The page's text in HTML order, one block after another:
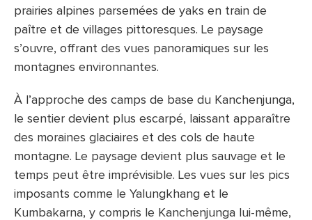
prairies alpines parsemées de yaks en train de
paître et de villages pittoresques. Le paysage
s’ouvre, offrant des vues panoramiques sur les
montagnes environnantes.
À l’approche des camps de base du Kanchenjunga,
le sentier devient plus escarpé, laissant apparaître
des moraines glaciaires et des cols de haute
montagne. Le paysage devient plus sauvage et le
temps peut être imprévisible. Les vues sur les pics
imposants comme le Yalungkhang et le
Kumbakarna, y compris le Kanchenjunga lui-même,